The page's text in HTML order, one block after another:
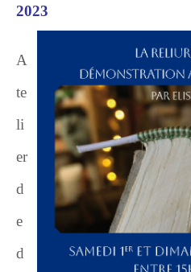
2023
A
te
li
er
d
e
d